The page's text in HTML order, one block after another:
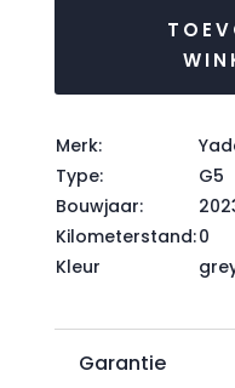
Merk:
Type:
G5
Bouwjaar:
Kilometerstand:0
Kleur
Garantie